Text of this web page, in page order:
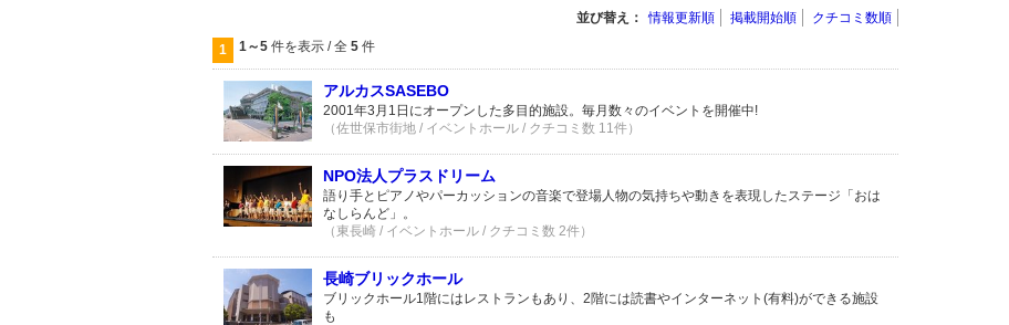
並び替え： 情報更新順 掲載開始順 クチコミ数順
1 1～5 件を表示 / 全 5 件
アルカスSASEBO
2001年3月1日にオープンした多目的施設。毎月数々のイベントを開催中!
（佐世保市街地 / イベントホール / クチコミ数 11件）
NPO法人プラスドリーム
語り手とピアノやパーカッションの音楽で登場人物の気持ちや動きを表現したステージ「おは
なしらんど」。
（東長崎 / イベントホール / クチコミ数 2件）
長崎ブリックホール
ブリックホール1階にはレストランもあり、2階には読書やインターネット(有料)ができる施設
も